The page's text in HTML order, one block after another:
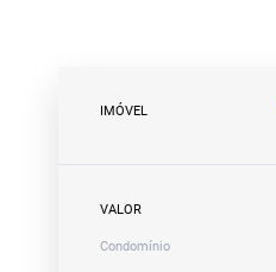
IMÓVEL
VALOR
Condomínio